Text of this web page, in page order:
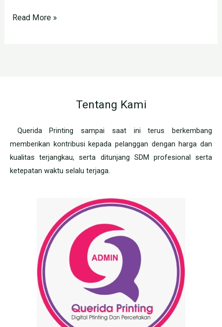
Read More »
Tentang Kami
Querida Printing sampai saat ini terus berkembang
memberikan kontribusi kepada pelanggan dengan harga dan
kualitas terjangkau, serta ditunjang SDM profesional serta
ketepatan waktu selalu terjaga.